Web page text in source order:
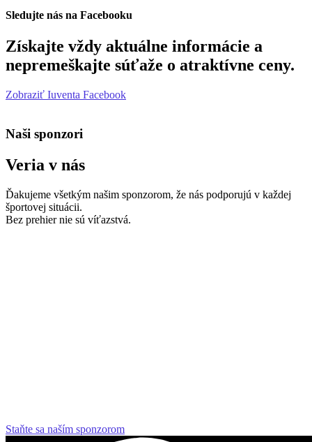
Sledujte nás na Facebooku
Získajte vždy aktuálne informácie a
nepremeškajte súťaže o atraktívne ceny.
Zobraziť Iuventa Facebook
Naši sponzori
Veria v nás
Ďakujeme všetkým našim sponzorom, že nás podporujú v každej
športovej situácii.
Bez prehier nie sú víťazstvá.
Staňte sa naším sponzorom